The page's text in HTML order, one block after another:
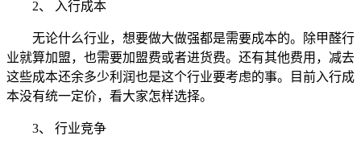
2、 入行成本
无论什么行业，想要做大做强都是需要成本的。除甲醛行
业就算加盟，也需要加盟费或者进货费。还有其他费用，减去
这些成本还余多少利润也是这个行业要考虑的事。目前入行成
本没有统一定价，看大家怎样选择。
3、 行业竞争